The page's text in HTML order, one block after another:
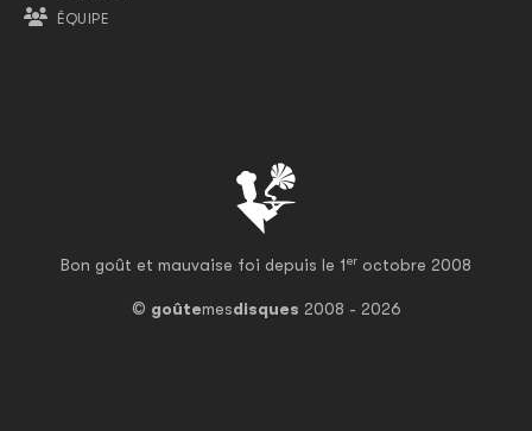
Bon goût et mauvaise foi depuis le 1er octobre 2008
© goûtemesdisques 2008 - 2026
ÉQUIPE